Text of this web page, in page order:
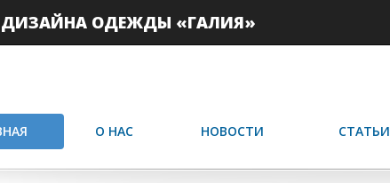
ДИЗАЙНА ОДЕЖДЫ «ГАЛИЯ»
О НАС НОВОСТИ СТАТЬИ